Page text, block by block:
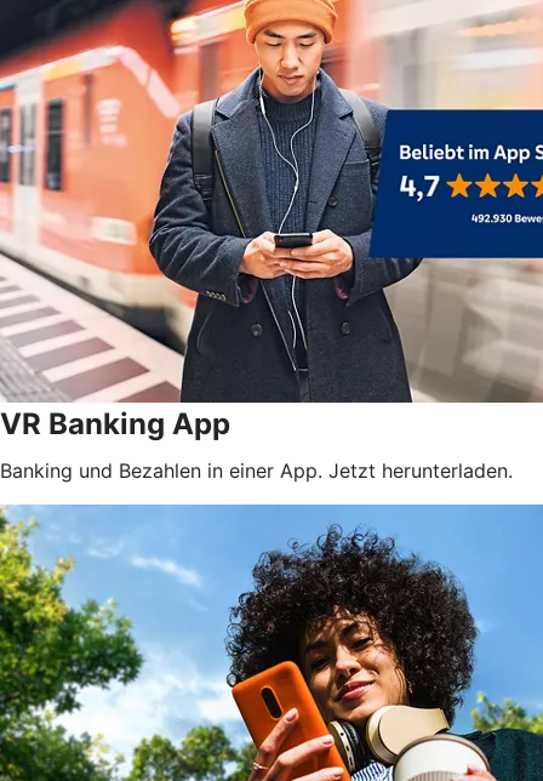
VR Banking App
Banking und Bezahlen in einer App. Jetzt herunterladen.